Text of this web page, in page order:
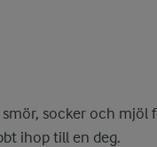
smör, socker och
ihop till en deg.